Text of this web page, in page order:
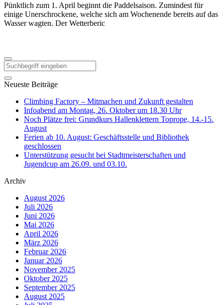
Pünktlich zum 1. April beginnt die Paddelsaison. Zumindest für
einige Unerschrockene, welche sich am Wochenende bereits auf das
Wasser wagten. Der Wetterberic
Neueste Beiträge
Climbing Factory – Mitmachen und Zukunft gestalten
Infoabend am Montag, 26. Oktober um 18.30 Uhr
Noch Plätze frei: Grundkurs Hallenklettern Toprope, 14.-15.
August
Ferien ab 10. August: Geschäftsstelle und Bibliothek
geschlossen
Unterstützung gesucht bei Stadtmeisterschaften und
Jugendcup am 26.09. und 03.10.
Archiv
August 2026
Juli 2026
Juni 2026
Mai 2026
April 2026
März 2026
Februar 2026
Januar 2026
November 2025
Oktober 2025
September 2025
August 2025